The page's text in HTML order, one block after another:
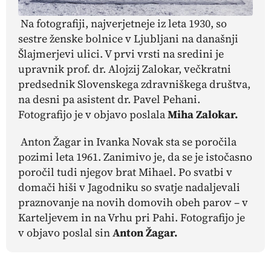
Na fotografiji, najverjetneje iz leta 1930, so
sestre ženske bolnice v Ljubljani na današnji
Šlajmerjevi ulici. V prvi vrsti na sredini je
upravnik prof. dr. Alojzij Zalokar, večkratni
predsednik Slovenskega zdravniškega društva,
na desni pa asistent dr. Pavel Pehani.
Fotografijo je v objavo poslalaMiha Zalokar.
Anton Žagar in Ivanka Novak sta se poročila
pozimi leta 1961. Zanimivo je, da se je istočasno
poročil tudi njegov brat Mihael. Po svatbi v
domači hiši v Jagodniku so svatje nadaljevali
praznovanje na novih domovih obeh parov – v
Karteljevem in na Vrhu pri Pahi. Fotografijo je
v objavo poslal sinAnton Žagar.